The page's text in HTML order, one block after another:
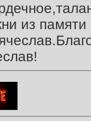
из